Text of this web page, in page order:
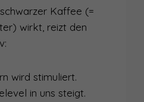
Kaffee (=
wirkt, reizt den
wird stimuliert.
in uns steigt.